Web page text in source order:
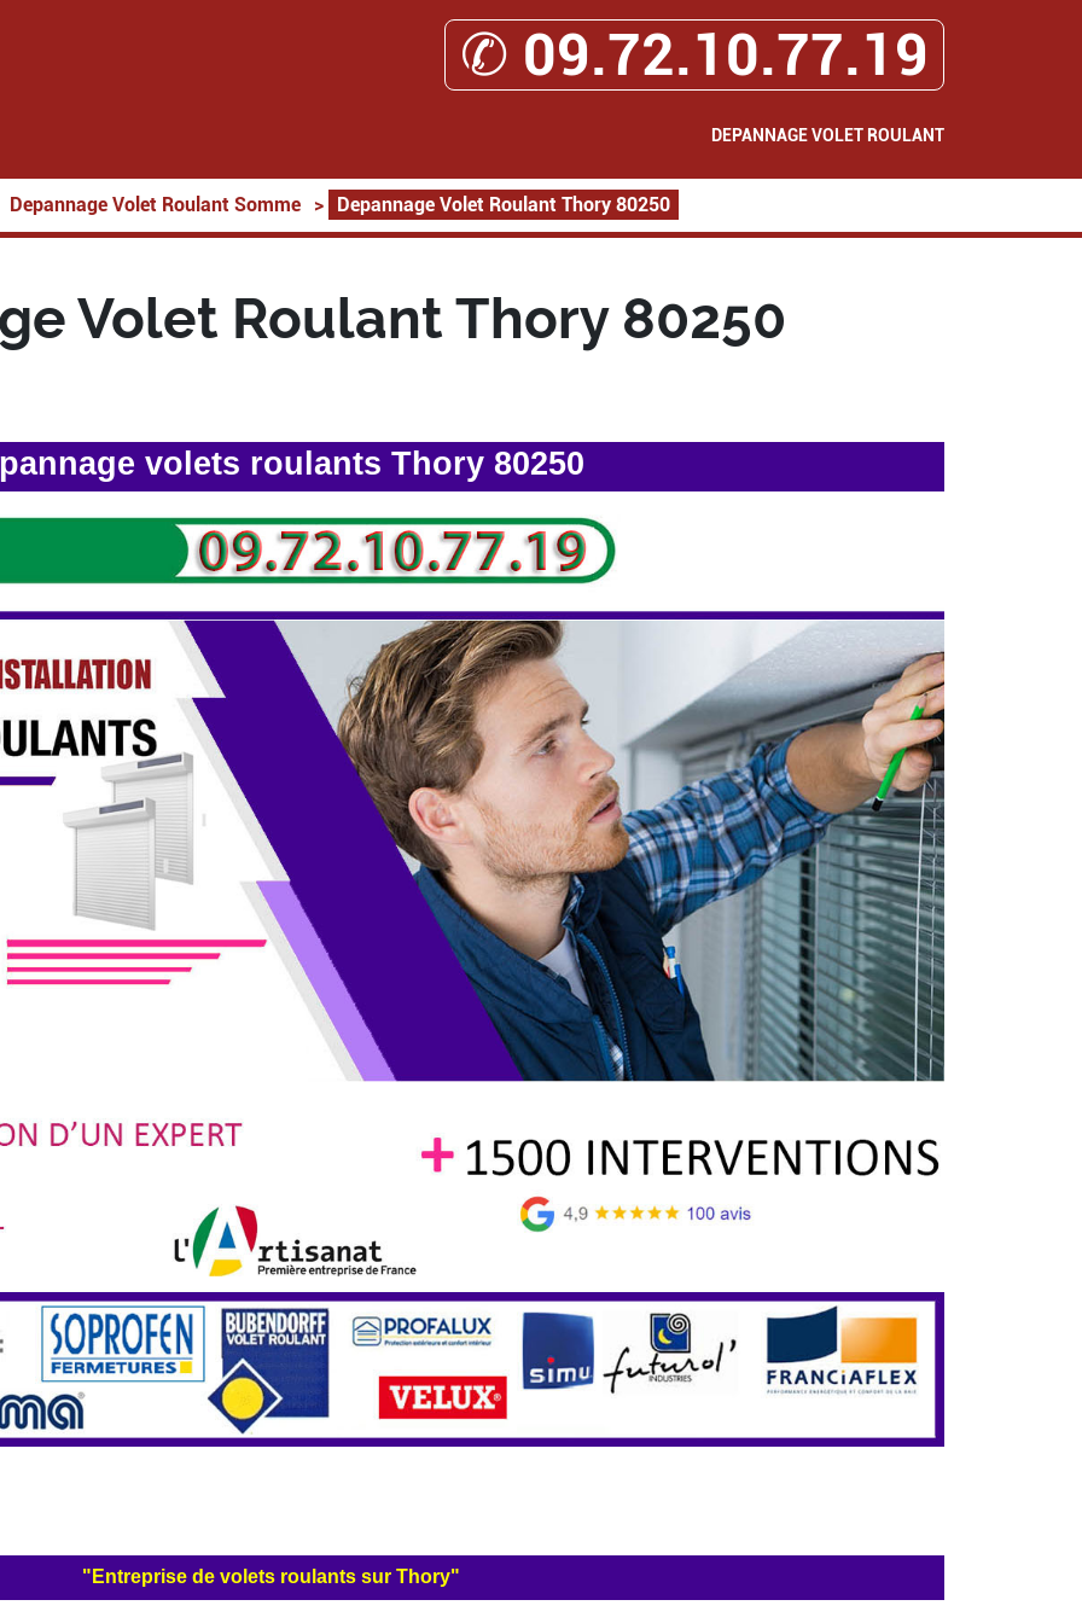
✆ 09.72.10.77.19
DEPANNAGE VOLET ROULANT
Depannage Volet Roulant Somme > Depannage Volet Roulant Thory 80250
Volet Roulant Thory 80250
volets roulants Thory 80250
"Entreprise de volets roulants sur Thory"